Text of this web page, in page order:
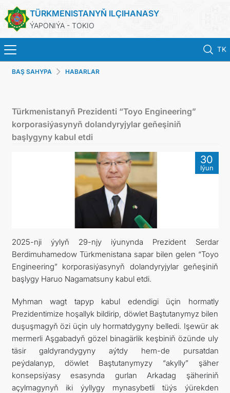
TÜRKMENISTANYŇ ILÇIHANASY
ÝAPONIÝA - TOKIO
TK
BAŞ SAHYPA
TÜRKMENISTAN
KONSULLYK HYZMATLARY
DIM
ARAGATNAŞYK
FOLLOW US ON INSTAGRAM
INVEST TO TURKMENISTAN! PROJECTS AND USEFUL
INFORMATION
BAŞ SAHYPA HABARLAR
Türkmenistanyň Prezidenti “Toyo Engineering”
korporasiýasynyň dolandyryjylar geňeşiniň
başlygyny kabul etdi
30
Iýun
2025-nji ýylyň 29-njy iýunynda Prezident Serdar
Berdimuhamedow Türkmenistana sapar bilen gelen “Toyo
Engineering” korporasiýasynyň dolandyryjylar geňeşiniň
başlygy Haruo Nagamatsuny kabul etdi.
Myhman wagt tapyp kabul edendigi üçin hormatly
Prezidentimize hoşallyk bildirip, döwlet Baştutanymyz bilen
duşuşmagyň özi üçin uly hormatdygyny belledi. Işewür ak
mermerli Aşgabadyň gözel binagärlik keşbiniň özünde uly
täsir galdyrandygyny aýtdy hem-de pursatdan
peýdalanyp, döwlet Baştutanymyzy “akylly” şäher
konsepsiýasy esasynda gurlan Arkadag şäheriniň
açylmagynyň iki ýyllygy mynasybetli tüýs ýürekden